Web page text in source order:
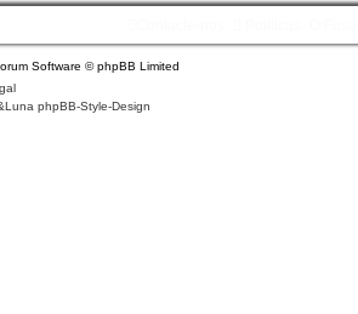
Software © phpBB Limited
phpBB-Style-Design